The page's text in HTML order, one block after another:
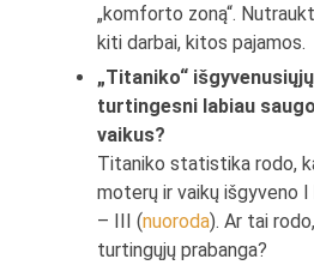
„komforto zoną“.
kiti darbai, kitos pajamos.
„Titaniko“
turtingesni labiau
vaikus?
Titaniko statistika rodo,
moterų ir vaikų išgyveno I
– III (nuoroda). Ar tai
turtingųjų prabanga?